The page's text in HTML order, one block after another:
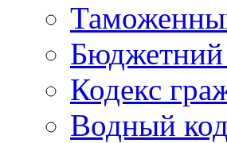
Бюджетний
Кодекс
Водный